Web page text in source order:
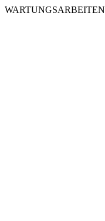
WARTUNGSARBEITEN